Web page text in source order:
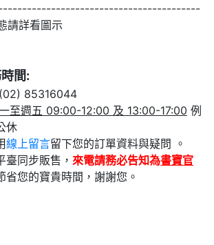
請詳看圖示
間:
85316044
至週五 09:00-12:00 及 13:00-17:00 例
休
線上留言
留下您的訂單資料與疑問 。
臺同步販售， 來電請務必告知為書寶官
省您的寶貴時間，謝謝您。